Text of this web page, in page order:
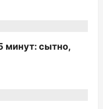
минут: сытно,